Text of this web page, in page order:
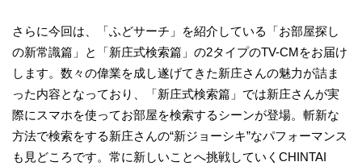
さらに今回は、「ふどサーチ」を紹介している「お部屋探し
の新常識篇」と「新庄式検索篇」の2タイプのTV-CMをお届け
します。数々の偉業を成し遂げてきた新庄さんの魅力が詰ま
った内容となっており、「新庄式検索篇」では新庄さんが実
際にスマホを使ってお部屋を検索するシーンが登場。斬新な
方法で検索をする新庄さんの“新ジョーシキ”なパフォーマンス
も見どころです。常に新しいことへ挑戦していくCHINTAI